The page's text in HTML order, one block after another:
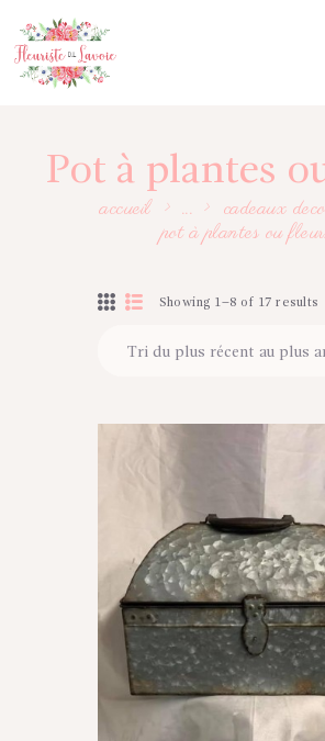
Pot à plantes
accueil ...
cadeaux
pot à plantes ou
FORMULAIRE DE MARIAGE
PORTFOLIO
MON COMPTE
Showing 1–8 of 17 results